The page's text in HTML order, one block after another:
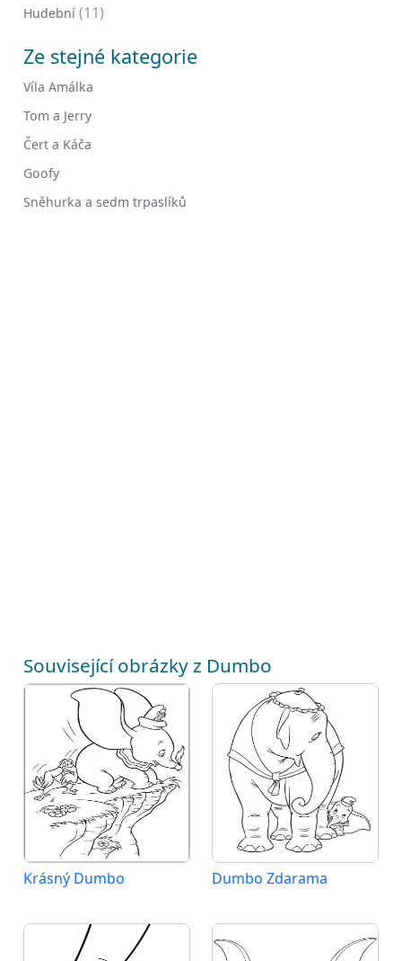
Hudební (11)
Ze stejné kategorie
Víla Amálka
Tom a Jerry
Čert a Káča
Goofy
Sněhurka a sedm trpaslíků
Související obrázky z Dumbo
Krásný Dumbo Dumbo Zdarama